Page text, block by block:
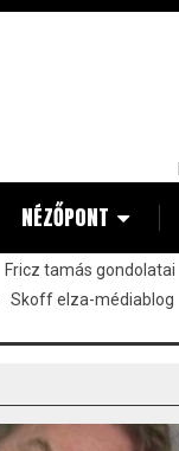
NÉZŐPONT
Fricz tamás gondolatai
Skoff elza-médiablog